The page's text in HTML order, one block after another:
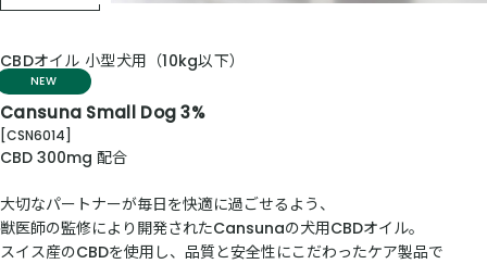
CBDオイル 小型犬用（10kg以下）
NEW
Cansuna Small Dog 3%
[CSN6014]
CBD 300mg 配合
大切なパートナーが毎日を快適に過ごせるよう、
獣医師の監修により開発されたCansunaの犬用CBDオイル。
スイス産のCBDを使用し、品質と安全性にこだわったケア製品で